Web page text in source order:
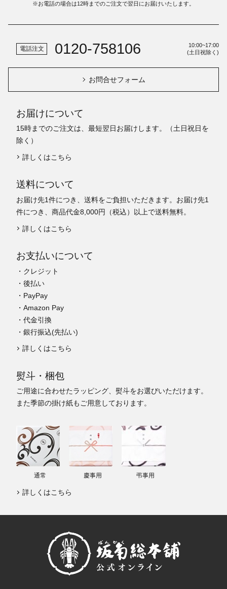
※お電話の場合は12時までのご注文で翌日にお届けいたします。
電話注文 0120-758106
10:00~17:00
(土日祝除く)
お問合せフォーム
お届けについて
15時までのご注文は、最短翌日お届けします。（土日祝日を
除く）
詳しくはこちら
送料について
お届け先1件につき、送料をご負担いただきます。お届け先1
件につき、商品代金8,000円（税込）以上で送料無料。
詳しくはこちら
お支払いについて
・クレジット
・後払い
・PayPay
・Amazon Pay
・代金引換
・銀行振込(先払い)
詳しくはこちら
熨斗・梱包
ご用途に合わせたラッピング、熨斗をお選びいただけます。
また季節の掛け紙もご用意しております。
通常 慶事用 弔事用
詳しくはこちら